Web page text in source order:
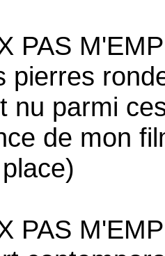
PAS
pierres
nu parmi
de mon
PAS